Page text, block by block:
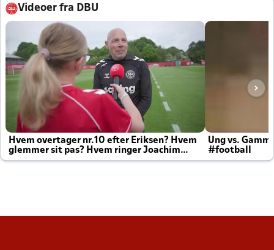
Videoer fra DBU
Hvem overtager nr.10 efter Eriksen? Hvem
glemmer sit pas? Hvem ringer Joachim
altid til efter kampe?
Ung vs.
#football